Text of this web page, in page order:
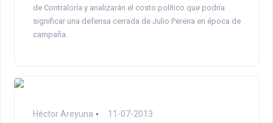
de Contraloría y analizarán el costo político que podría
significar una defensa cerrada de Julio Pereira en época de
campaña.
Héctor Areyuna 11-07-2013